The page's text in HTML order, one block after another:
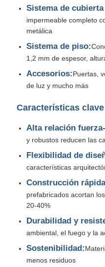
Construcción de
Edificio de marco de
Fabricación de la
Material de
avícola
Cobertizo para caballos
Garaje de acero
Sistema de
impermeable completo
metálica
Sistema de piso:
1,2 mm de espesor,
Accesorios:Puertas,
de luz y mucho más
Características
Alta relación
y robustos reducen las
Flexibilidad de
características
Construcción
prefabricados acortan
20-40%
Durabilidad y
ambiental, el fuego y la
Sostenibilidad:
menos residuos